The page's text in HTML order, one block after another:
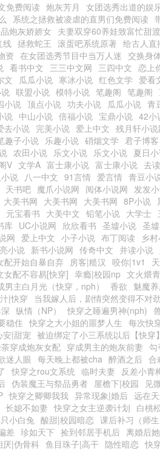
免费阅读 炮灰芳月 女团选秀出道的娱
系统之拯救被凌虐的直男们免费阅读
炮灰娇娇女 夫妻双穿60养娃致富忙甜渡
线 拯救蛇王 滚蛋吧系统原著 给古人直
资 在女团选秀节目中当万人迷 交换身
看书中文 三三中文网 三四中文 恋上
文 瓜瓜小说 寒冰小说 红色文学 爱看
联盟小说 模特小说 笔趣阁 笔趣阁
小说 顶点小说 功夫小说 瓜瓜小说 青
说 中山小说 倍福小说 宝鼎小说 42小
去小说 完美小说 爱上中文 残月轩小说
趣子小说 乐趣小说 硝烟文学 君子博客
农田小说 乐文小说 乐文小说 夏日
V 文学A 富士康小说 富士康小说 去
说 八一中文 91言情 爱言情 青豆小
天书吧 魔爪小说网 阅体小说网 发发
大美书网 大美书网 大美书网 8P小说
元宝看书 大美中文 铅笔小说 大学士
库 UC小说网 欣欣看书 圣墟小说 圣
网 爱上中文 小子小说 布丁阅读 乡
小说 新书小说网 传奇中文 并读小说
配开始自暴自弃 房客|糙汉 咬你|1v1
女配不容易[快穿] 幸瘾|校园np 文火煨
男主白月光（快穿，nph） 香欲 魅魔
|快穿 当我嫁人后，剧情突然变得不对
纵情（NP） 快穿之睡遍男神(nph)
稳住 快穿之大小姐的噩梦人生 每次快
安|甜宠 被迫绑定了小三系统以后【快穿】
穿成炮灰女配 穿成男主的炮灰前妻 勾
迷人眼 每天晚上都被cha 醉酒之后 合
快穿之rou文系统 临时夫妻 反差小青
伪装魔王与祭品勇者 屋檐下|校园 见
快穿之卿卿我我 异常现象|婚后 远在
长媳不如妻 快穿之女主逆袭计划 白桃
小白兔 酸甜|校园暗恋 课后补习（师生
差 珍如天下 捡到邻居手机后 离婚后
厌|伪骨科 鱼目珠子|高干 隐性暗恋 快